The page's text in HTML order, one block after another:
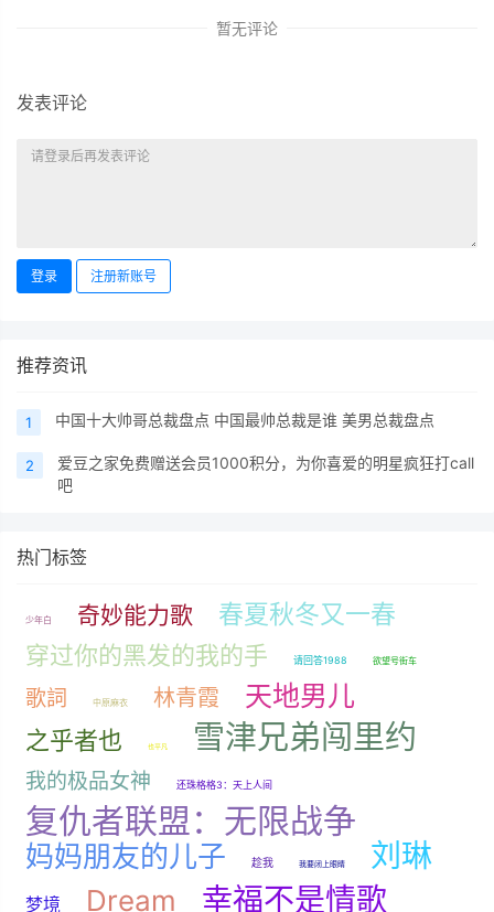
暂无评论
发表评论
登录 注册新账号
推荐资讯
1 中国十大帅哥总裁盘点 中国最帅总裁是谁 美男总裁盘点
2
爱豆之家免费赠送会员1000积分，为你喜爱的明星疯狂打call
吧
热门标签
少年白 奇妙能力歌 春夏秋冬又一春
穿过你的黑发的我的手 请回答1988 欲望号街车
歌詞 中原麻衣 林青霞 天地男儿
之乎者也 也平凡 雪津兄弟闯里约
我的极品女神 还珠格格3：天上人间
复仇者联盟：无限战争
妈妈朋友的儿子 趁我 我要闭上眼睛 刘琳
梦境 Dream 幸福不是情歌